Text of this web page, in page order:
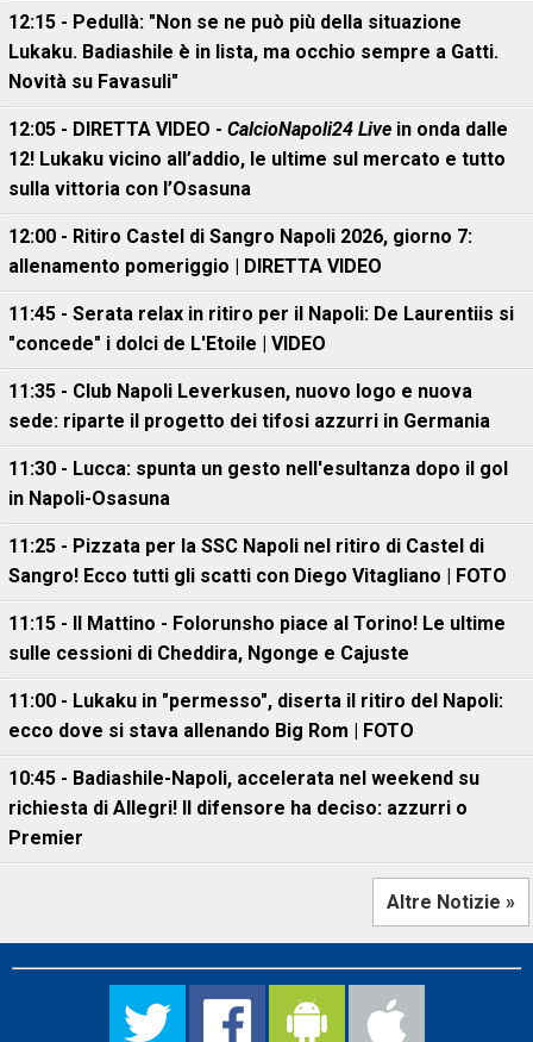
12:15 - Pedullà: "Non se ne può più della situazione
Lukaku. Badiashile è in lista, ma occhio sempre a Gatti.
Novità su Favasuli"
12:05 - DIRETTA VIDEO - CalcioNapoli24 Live in onda dalle
12! Lukaku vicino all’addio, le ultime sul mercato e tutto
sulla vittoria con l’Osasuna
12:00 - Ritiro Castel di Sangro Napoli 2026, giorno 7:
allenamento pomeriggio | DIRETTA VIDEO
11:45 - Serata relax in ritiro per il Napoli: De Laurentiis si
"concede" i dolci de L'Etoile | VIDEO
11:35 - Club Napoli Leverkusen, nuovo logo e nuova
sede: riparte il progetto dei tifosi azzurri in Germania
11:30 - Lucca: spunta un gesto nell'esultanza dopo il gol
in Napoli-Osasuna
11:25 - Pizzata per la SSC Napoli nel ritiro di Castel di
Sangro! Ecco tutti gli scatti con Diego Vitagliano | FOTO
11:15 - Il Mattino - Folorunsho piace al Torino! Le ultime
sulle cessioni di Cheddira, Ngonge e Cajuste
11:00 - Lukaku in "permesso", diserta il ritiro del Napoli:
ecco dove si stava allenando Big Rom | FOTO
10:45 - Badiashile-Napoli, accelerata nel weekend su
richiesta di Allegri! Il difensore ha deciso: azzurri o
Premier
Altre Notizie »